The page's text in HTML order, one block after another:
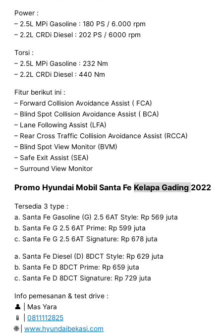
Power :
– 2.5L MPi Gasoline : 180 PS / 6.000 rpm
– 2.2L CRDi Diesel : 202 PS / 6000 rpm
Torsi :
– 2.5L MPi Gasoline : 232 Nm
– 2.2L CRDi Diesel : 440 Nm
Fitur berikut ini :
– Forward Collision Avoidance Assist ( FCA)
– Blind Spot Collision Avoidance Assist ( BCA)
– Lane Following Assist (LFA)
– Rear Cross Traffic Collision Avoidance Assist (RCCA)
– Blind Spot View Monitor (BVM)
– Safe Exit Assist (SEA)
– Surround View Monitor
Promo Hyundai Mobil Santa Fe Kelapa Gading 2022
Tersedia 3 type :
a. Santa Fe Gasoline (G) 2.5 6AT Style: Rp 569 juta
b. Santa Fe G 2.5 6AT Prime: Rp 599 juta
c. Santa Fe G 2.5 6AT Signature: Rp 678 juta
a. Santa Fe Diesel (D) 8DCT Style: Rp 629 juta
b. Santa Fe D 8DCT Prime: Rp 659 juta
c. Santa Fe D 8DCT Signature: Rp 729 juta
Info pemesanan & test drive :
👤 | Mas Yara
📱 |0811112825
🌐 |www.hyundaibekasi.com